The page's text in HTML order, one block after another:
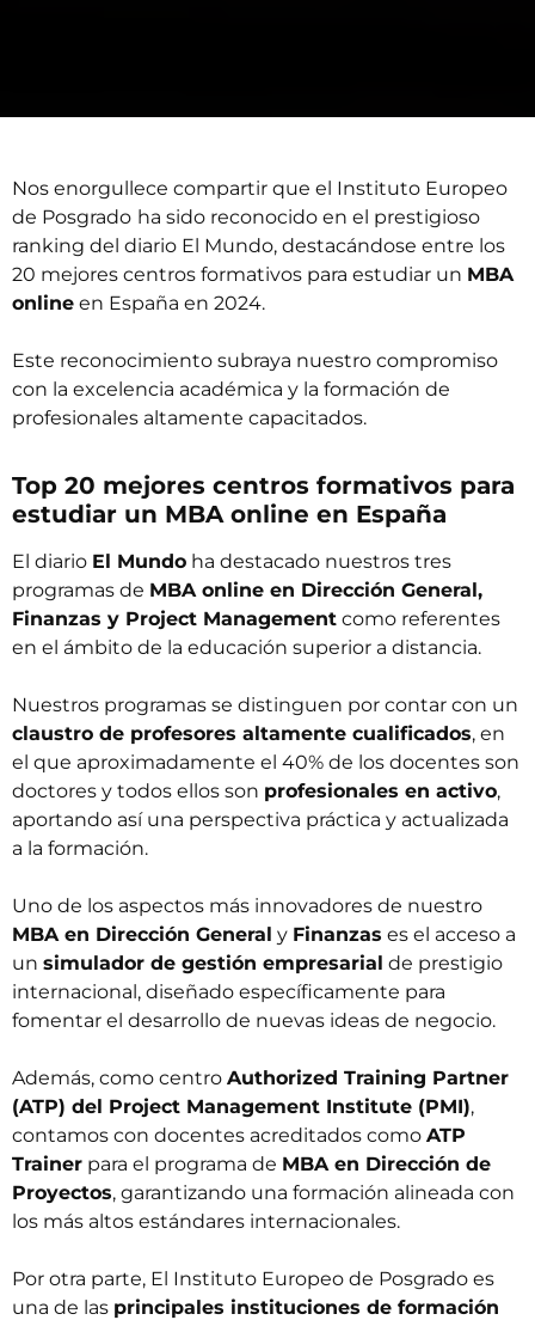
Nos enorgullece compartir que el Instituto Europeo
de Posgrado ha sido reconocido en el prestigioso
ranking del diario El Mundo, destacándose entre los
20 mejores centros formativos para estudiar un MBA
online en España en 2024.
Este reconocimiento subraya nuestro compromiso
con la excelencia académica y la formación de
profesionales altamente capacitados.
Top 20 mejores centros formativos para
estudiar un MBA online en España
El diario El Mundo ha destacado nuestros tres
programas de MBA online en Dirección General,
Finanzas y Project Management como referentes
en el ámbito de la educación superior a distancia.
Nuestros programas se distinguen por contar con un
claustro de profesores altamente cualificados, en
el que aproximadamente el 40% de los docentes son
doctores y todos ellos son profesionales en activo,
aportando así una perspectiva práctica y actualizada
a la formación.
Uno de los aspectos más innovadores de nuestro
MBA en Dirección General y Finanzas es el acceso a
un simulador de gestión empresarial de prestigio
internacional, diseñado específicamente para
fomentar el desarrollo de nuevas ideas de negocio.
Además, como centro Authorized Training Partner
(ATP) del Project Management Institute (PMI),
contamos con docentes acreditados como ATP
Trainer para el programa de MBA en Dirección de
Proyectos, garantizando una formación alineada con
los más altos estándares internacionales.
Por otra parte, El Instituto Europeo de Posgrado es
una de las principales instituciones de formación